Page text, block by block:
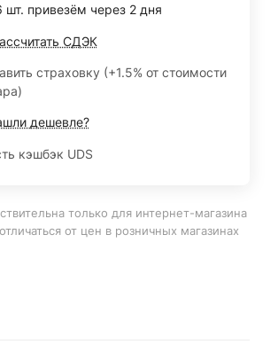
шт. привезём через 2 дня
СДЭК
страховку (+1.5% от стоимости
дешевле?
кэшбэк UDS
только для интернет-магазина
от цен в розничных магазинах